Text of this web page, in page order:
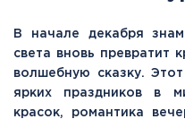
В начале декабря
света вновь превратит
волшебную сказку.
ярких праздников в
красок, романтика